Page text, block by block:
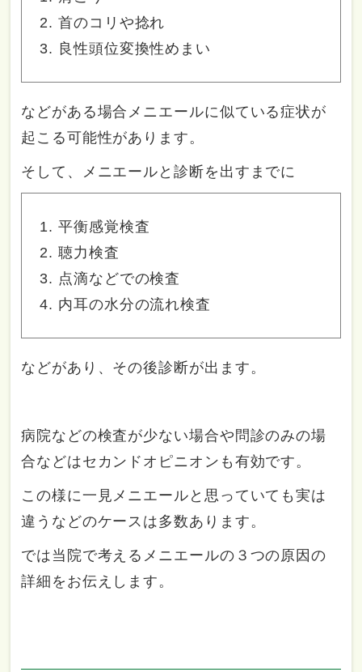
首のコリや捻れ
良性頭位変換性めまい
などがある場合メニエールに似ている症状が
起こる可能性があります。
そして、メニエールと診断を出すまでに
平衡感覚検査
聴力検査
点滴などでの検査
内耳の水分の流れ検査
などがあり、その後診断が出ます。
病院などの検査が少ない場合や問診のみの場
合などはセカンドオピニオンも有効です。
この様に一見メニエールと思っていても実は
違うなどのケースは多数あります。
では当院で考えるメニエールの３つの原因の
詳細をお伝えします。